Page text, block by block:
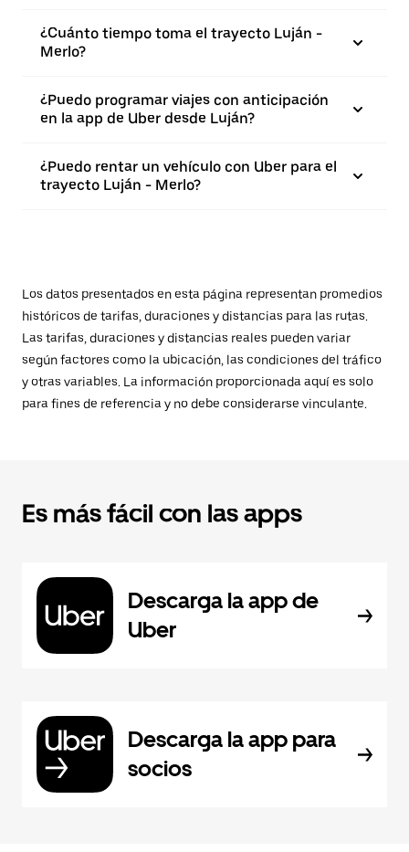
¿Cuánto tiempo toma el trayecto Luján -
Merlo?
¿Puedo programar viajes con anticipación
en la app de Uber desde Luján?
¿Puedo rentar un vehículo con Uber para el
trayecto Luján - Merlo?
Los datos presentados en esta página representan promedios
históricos de tarifas, duraciones y distancias para las rutas.
Las tarifas, duraciones y distancias reales pueden variar
según factores como la ubicación, las condiciones del tráfico
y otras variables. La información proporcionada aquí es solo
para fines de referencia y no debe considerarse vinculante.
Es más fácil con las apps
Descarga la app de
Uber
Descarga la app para
socios